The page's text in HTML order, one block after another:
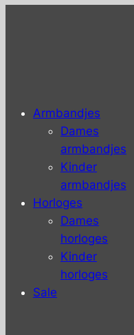
Armbandjes
Dames
armbandjes
Kinder
armbandjes
Horloges
Dames
horloges
Kinder
horloges
Sale